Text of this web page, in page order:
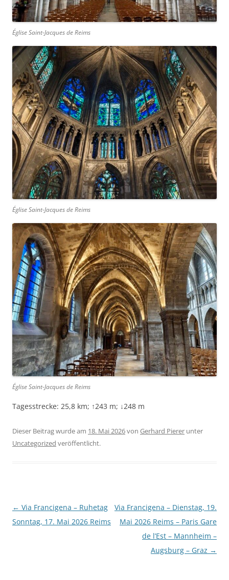
Église Saint-Jacques de Reims
Église Saint-Jacques de Reims
Église Saint-Jacques de Reims
Tagesstrecke: 25,8 km; ↑243 m; ↓248 m
Dieser Beitrag wurde am 18. Mai 2026von Gerhard Pierer unter
Uncategorized veröffentlicht.
Beitragsnavigation
← Via Francigena – Ruhetag
Sonntag, 17. Mai 2026 Reims
Via Francigena – Dienstag, 19.
Mai 2026 Reims – Paris Gare
de l’Est – Mannheim –
Augsburg – Graz →